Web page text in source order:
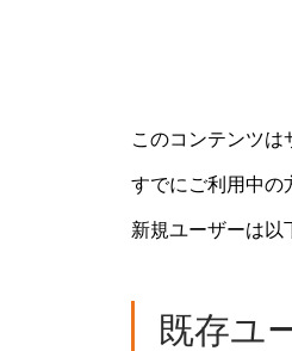
このコンテンツは
すでにご利用中の
新規ユーザーは以
既存ユ